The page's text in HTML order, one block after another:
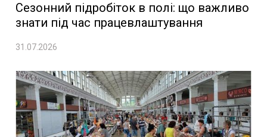
Сезонний підробіток в полі: що важливо
знати під час працевлаштування
31.07.2026